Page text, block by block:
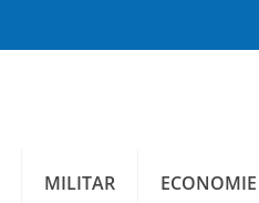
MILITAR ECONOMIE